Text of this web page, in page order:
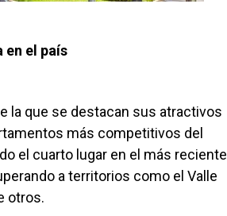
en el país
la que se destacan sus atractivos
más competitivos del
el cuarto lugar en el más reciente
a territorios como el Valle
otros.